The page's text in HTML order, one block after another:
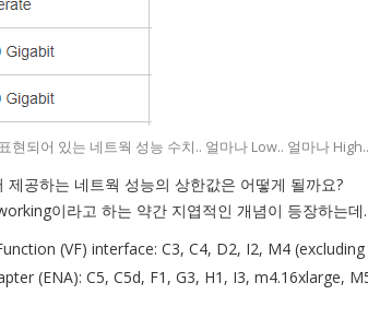
현되어 있는 네트웍 성능 수치.. 얼마나 Low.. 얼마나
제공하는 네트웍 성능의 상한값은 어떻게 될까요?
이라고 하는 약간 지엽적인 개념이 등장하는데.
(VF) interface: C3, C4, D2, I2, M4
(ENA): C5, C5d, F1, G3, H1, I3, m4.16xlarge,